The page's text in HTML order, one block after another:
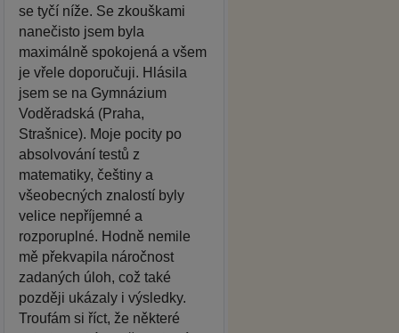
se tyčí níže. Se zkouškami
nanečisto jsem byla
maximálně spokojená a všem
je vřele doporučuji. Hlásila
jsem se na Gymnázium
Voděradská (Praha,
Strašnice). Moje pocity po
absolvování testů z
matematiky, češtiny a
všeobecných znalostí byly
velice nepříjemné a
rozporuplné. Hodně nemile
mě překvapila náročnost
zadaných úloh, což také
později ukázaly i výsledky.
Troufám si říct, že některé